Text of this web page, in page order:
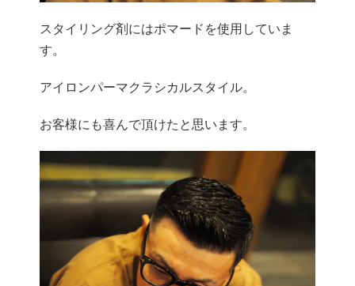
スタイリング剤にはポマードを使用していま
す。
アイロンパーマクラシカルスタイル。
お客様にも喜んで頂けたと思います。